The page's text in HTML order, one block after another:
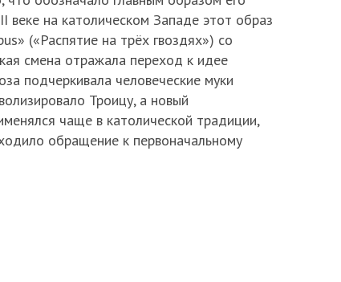
веке на католическом Западе этот образ
(«Распятие на трёх гвоздях») со
смена отражала переход к идее
подчеркивала человеческие муки
Троицу, а новый
чаще в католической традиции,
обращение к первоначальному